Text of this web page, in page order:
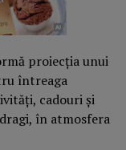
proiecția unui
întreaga
cadouri și
în atmosfera